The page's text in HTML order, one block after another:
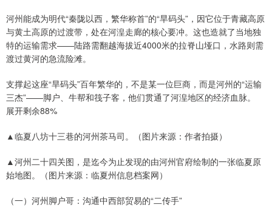
河州能成为明代“秦陇以西，繁华称首”的“旱码头”，因它位于青藏高原
与黄土高原的过渡带，处在河湟走廊的核心要冲。这也造就了当地独
特的运输需求——陆路需翻越海拔近4000米的拉脊山垭口，水路则需
渡过黄河的急流险滩。
支撑起这座“旱码头”百年繁华的，不是某一位巨商，而是河州的“运输
三杰”——脚户、牛帮和筏子客，他们贯通了河湟地区的经济血脉。
展开剩余88%
▲临夏八坊十三巷的河州茶马司。（图片来源：作者拍摄）
▲河州二十四关图，是迄今为止发现的由河州官府绘制的一张临夏原
始地图。（图片来源：临夏州信息档案网）
（一）河州脚户哥：沟通中西部贸易的“二传手”